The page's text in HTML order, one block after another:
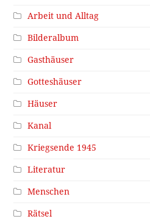
Arbeit und Alltag
Bilderalbum
Gasthäuser
Gotteshäuser
Häuser
Kanal
Kriegsende 1945
Literatur
Menschen
Rätsel